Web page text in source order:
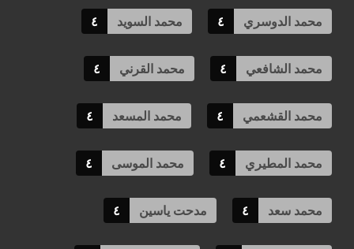
محمد الدوسري ٤ محمد السويد ٤
محمد الشافعي ٤ محمد القرني ٤
محمد القشعمي ٤ محمد المسعد ٤
محمد المطيري ٤ محمد الموسى ٤
محمد سعد ٤ مدحت ياسين ٤